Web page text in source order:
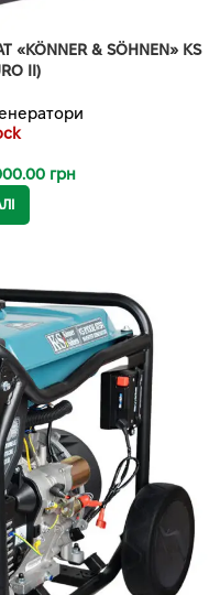
& SÖHNEN» KS
II)
грн